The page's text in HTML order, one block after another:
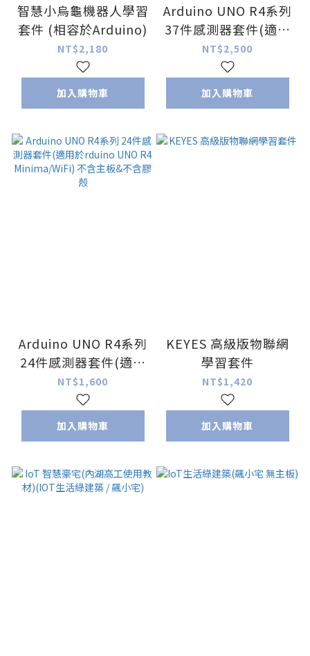
智慧小烏龜機器人學習
套件 (相容於Arduino)
NT$2,180
加入購物車
Arduino UNO R4系列
37件感測器套件(適用
於rduino UNO R4
Minima/WiFi) 不含主
板&不含膠殼
NT$2,500
加入購物車
Arduino UNO R4系列
24件感測器套件(適用
於rduino UNO R4
Minima/WiFi) 不含主
板&不含膠殼
NT$1,600
加入購物車
KEYES 高級版物聯網
學習套件
NT$1,420
加入購物車